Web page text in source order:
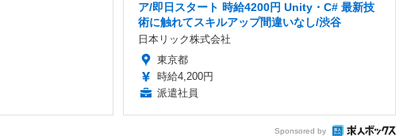
ア/即日スタート 時給4200円 Unity・C# 最新技
術に触れてスキルアップ間違いなし/渋谷
日本リック株式会社
東京都
時給4,200円
派遣社員
Sponsored by